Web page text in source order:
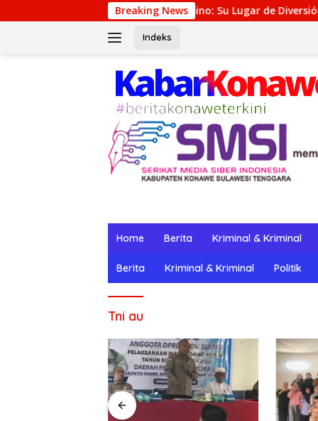
ke
Breaking News
Winpot Casino: Su Lugar de Diversión y Recompensas
Indeks
Home Berita Kriminal & Kriminal
Berita Kriminal & Kriminal Politik
Tni au